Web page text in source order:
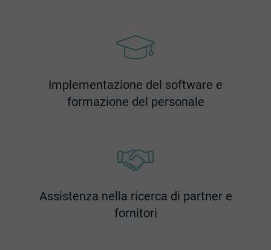
Implementazione del software e
formazione del personale
Assistenza nella ricerca di partner e
fornitori